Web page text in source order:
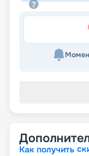
Как получить